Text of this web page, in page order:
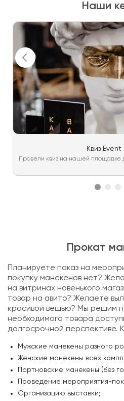
Наши
Квиз Event
Провели квиз на нашей площадке
Прокат
Планируете показ на
покупку манекенов нет?
на витринах новенького
товар на авито? Желаете
красивой вещью? Мы решим
необходимого товара
долгосрочной перспективе.
Мужские манекены разного
Женские манекены всех
Портновские манекены (без
Проведение мероприятия-
Организацию выставки;